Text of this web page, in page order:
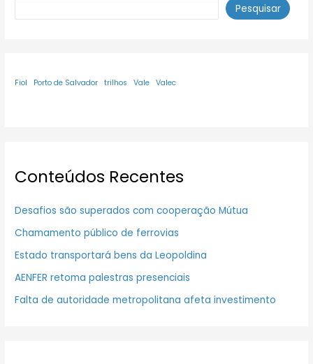
Pesquisar
Fiol Porto de Salvador trilhos Vale Valec
Conteúdos Recentes
Desafios são superados com cooperação Mútua
Chamamento público de ferrovias
Estado transportará bens da Leopoldina
AENFER retoma palestras presenciais
Falta de autoridade metropolitana afeta investimento